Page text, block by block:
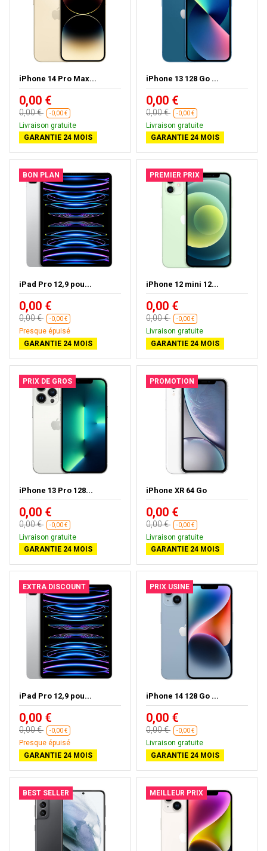
iPhone 14 Pro Max...
0,00 €
0,00 € -0,00 €
Livraison gratuite
GARANTIE 24 MOIS
iPhone 13 128 Go ...
0,00 €
0,00 € -0,00 €
Livraison gratuite
GARANTIE 24 MOIS
BON PLAN
iPad Pro 12,9 pou...
0,00 €
0,00 € -0,00 €
Presque épuisé
GARANTIE 24 MOIS
PREMIER PRIX
iPhone 12 mini 12...
0,00 €
0,00 € -0,00 €
Livraison gratuite
GARANTIE 24 MOIS
PRIX DE GROS
iPhone 13 Pro 128...
0,00 €
0,00 € -0,00 €
Livraison gratuite
GARANTIE 24 MOIS
PROMOTION
iPhone XR 64 Go
0,00 €
0,00 € -0,00 €
Livraison gratuite
GARANTIE 24 MOIS
EXTRA DISCOUNT
iPad Pro 12,9 pou...
0,00 €
0,00 € -0,00 €
Presque épuisé
GARANTIE 24 MOIS
PRIX USINE
iPhone 14 128 Go ...
0,00 €
0,00 € -0,00 €
Livraison gratuite
GARANTIE 24 MOIS
BEST SELLER MEILLEUR PRIX